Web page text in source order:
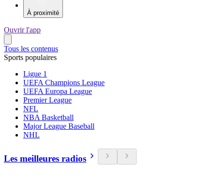
À proximité
Ouvrir l'app
Tous les contenus
Sports populaires
Ligue 1
UEFA Champions League
UEFA Europa League
Premier League
NFL
NBA Basketball
Major League Baseball
NHL
Les meilleures radios